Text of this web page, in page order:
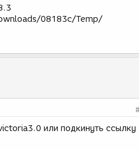
08183c/Temp/
или подкинуть ссылку